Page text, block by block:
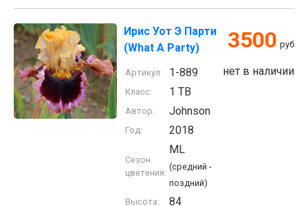
Ирис Уот Э Парти
(What A Party)
3500 руб
нет в наличии
Артикул: 1-889
Класс: 1 TB
Автор: Johnson
Год: 2018
Сезон
цветения:
ML
(средний -
поздний)
Высота:
84